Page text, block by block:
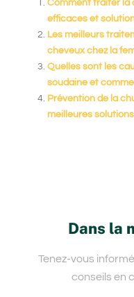
Comment traiter la
efficaces et
Les meilleurs
cheveux chez la
Quelles sont les
soudaine et
Prévention de la
meilleures
Dans la
Tenez-vous
conseils en